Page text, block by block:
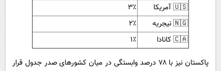
🇺🇸 آمریکا
۳٪
🇳🇬 نیجریه
۲٪
🇨🇦 کانادا
۱٪
پاکستان نیز با ۷۸ درصد وابستگی در میان کشورهای صدر جدول قرار